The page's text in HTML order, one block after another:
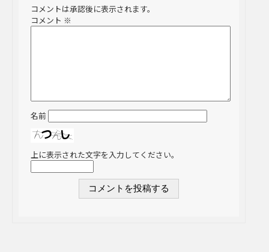
コメントは承認後に表示されます。
コメント ※
名前
上に表示された文字を入力してください。